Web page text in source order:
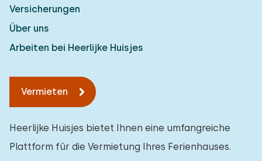
Versicherungen
Über uns
Arbeiten bei Heerlijke Huisjes
Vermieten
Heerlijke Huisjes bietet Ihnen eine umfangreiche
Plattform für die Vermietung Ihres Ferienhauses.